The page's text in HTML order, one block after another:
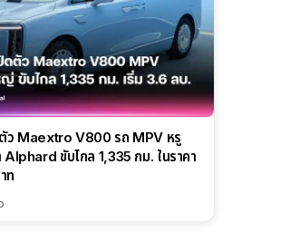
ว Maextro V800 รถ MPV หรู
ขับไกล 1,335 กม. ในราคา
ท